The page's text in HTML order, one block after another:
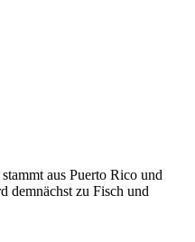
aus Puerto Rico und
demnächst zu Fisch und